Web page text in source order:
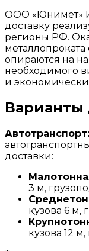
ООО «Юнимет»
доставку
регионы РФ.
опираются на
необходимого
и
Варианты
Автотранспорт:
доставки:
3 м,
кузова 6 м,
кузова 12